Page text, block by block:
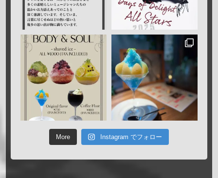
More Instagram でフォロー